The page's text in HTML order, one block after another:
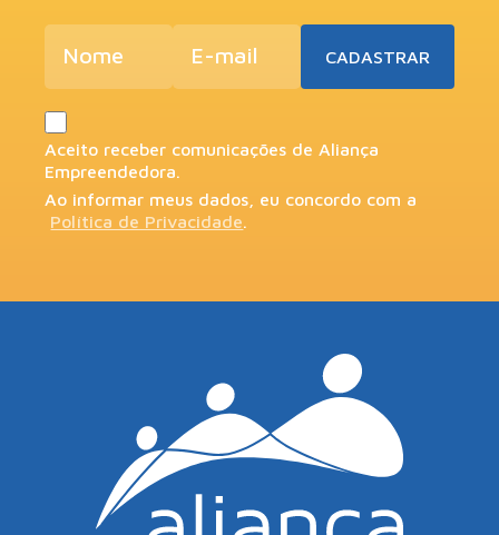
Aceito receber comunicações de Aliança
Empreendedora.
Ao informar meus dados, eu concordo com a
Política de Privacidade.